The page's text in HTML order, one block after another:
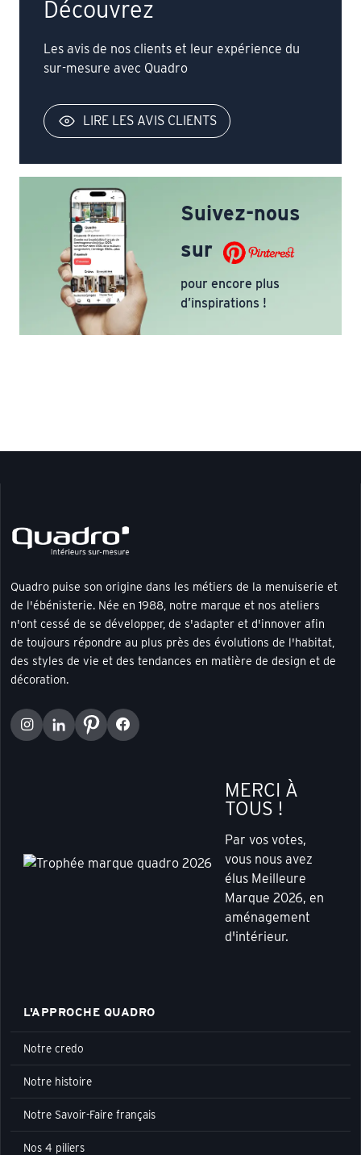
Découvrez
Les avis de nos clients et leur expérience du
sur-mesure avec Quadro
LIRE LES AVIS CLIENTS
Suivez-nous
sur
pour encore plus
d’inspirations !
Quadro puise son origine dans les métiers de la menuiserie et
de l'ébénisterie. Née en 1988, notre marque et nos ateliers
n'ont cessé de se développer, de s'adapter et d'innover afin
de toujours répondre au plus près des évolutions de l'habitat,
des styles de vie et des tendances en matière de design et de
décoration.
MERCI À
TOUS !
Par vos votes,
vous nous avez
élus Meilleure
Marque 2026, en
aménagement
d'intérieur.
L'APPROCHE QUADRO
Notre credo
Notre histoire
Notre Savoir-Faire français
Nos 4 piliers